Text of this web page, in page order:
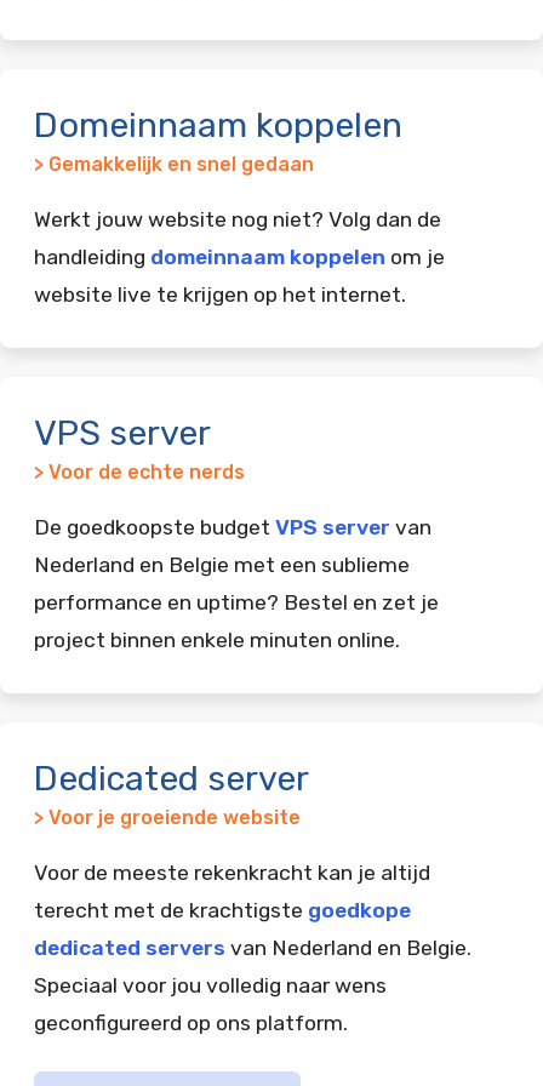
Domeinnaam koppelen
> Gemakkelijk en snel gedaan
Werkt jouw website nog niet? Volg dan de
handleiding domeinnaam koppelen om je
website live te krijgen op het internet.
VPS server
> Voor de echte nerds
De goedkoopste budget VPS server van
Nederland en Belgie met een sublieme
performance en uptime? Bestel en zet je
project binnen enkele minuten online.
Dedicated server
> Voor je groeiende website
Voor de meeste rekenkracht kan je altijd
terecht met de krachtigste goedkope
dedicated servers van Nederland en Belgie.
Speciaal voor jou volledig naar wens
geconfigureerd op ons platform.